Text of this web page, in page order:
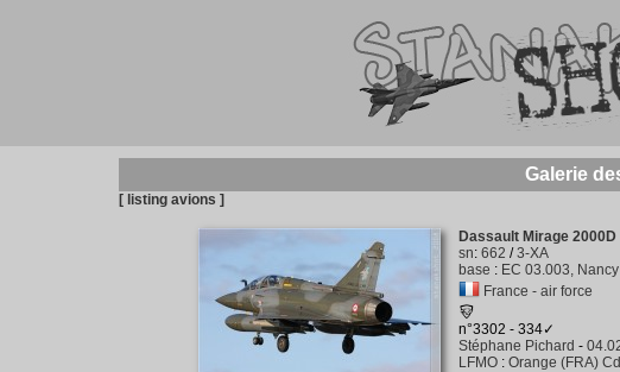
Galerie
[ listing avions ]
Dassault Mirage 2000D
sn: 662 /3-XA
base : EC 03.003,
France - air force
n°3302 - 334✓
Stéphane Pichard -
LFMO : Orange (FRA)